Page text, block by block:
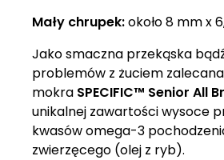
Mały chrupek:około 8 mm x
Jako smaczna przekąska
problemów z żuciem
mokra SPECIFIC™ Senior All
unikalnej zawartości wysoce
kwasów omega-3
zwierzęcego (olej z ryb).